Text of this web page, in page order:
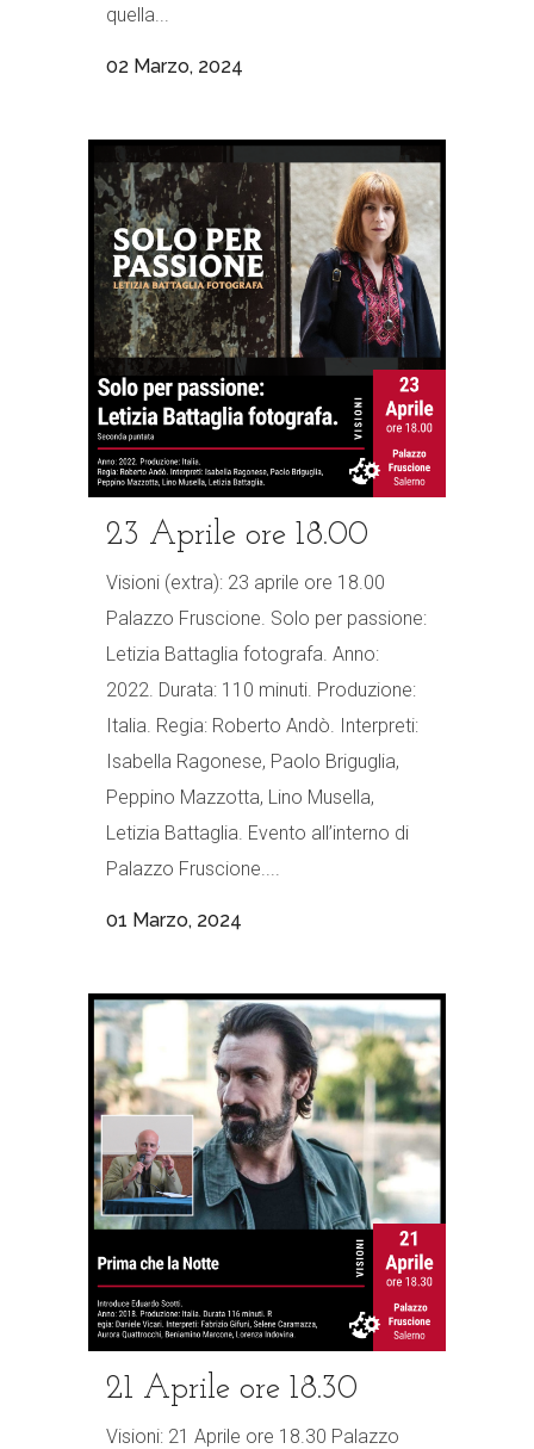
quella...
02 Marzo, 2024
23 Aprile ore 18.00
Visioni (extra): 23 aprile ore 18.00
Palazzo Fruscione. Solo per passione:
Letizia Battaglia fotografa. Anno:
2022. Durata: 110 minuti. Produzione:
Italia. Regia: Roberto Andò. Interpreti:
Isabella Ragonese, Paolo Briguglia,
Peppino Mazzotta, Lino Musella,
Letizia Battaglia. Evento all’interno di
Palazzo Fruscione....
01 Marzo, 2024
21 Aprile ore 18.30
Visioni: 21 Aprile ore 18.30 Palazzo